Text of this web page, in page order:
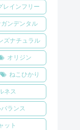
レインフリー
ガンデンタル
ズナチュラル
オリジン
ねこひかり
ネス
ランス
ット